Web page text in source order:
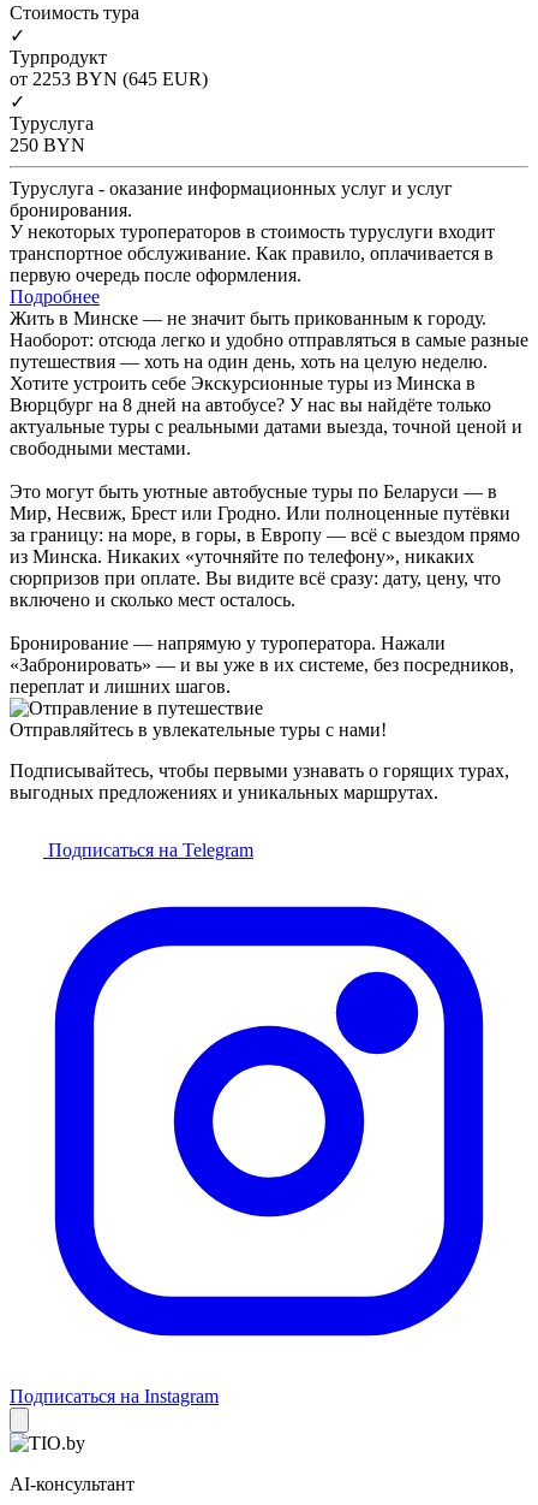
Cтоимость тура
✓
Турпродукт
от 2253 BYN (645 EUR)
✓
Туруслуга
250 BYN
Туруслуга - оказание информационных услуг и услуг
бронирования.
У некоторых туроператоров в стоимость туруслуги входит
транспортное обслуживание. Как правило, оплачивается в
первую очередь после оформления.
Подробнее
Жить в Минске — не значит быть прикованным к городу.
Наоборот: отсюда легко и удобно отправляться в самые разные
путешествия — хоть на один день, хоть на целую неделю.
Хотите устроить себе Экскурсионные туры из Минска в
Вюрцбург на 8 дней на автобусе? У нас вы найдёте только
актуальные туры с реальными датами выезда, точной ценой и
свободными местами.
Это могут быть уютные автобусные туры по Беларуси — в
Мир, Несвиж, Брест или Гродно. Или полноценные путёвки
за границу: на море, в горы, в Европу — всё с выездом прямо
из Минска. Никаких «уточняйте по телефону», никаких
сюрпризов при оплате. Вы видите всё сразу: дату, цену, что
включено и сколько мест осталось.
Бронирование — напрямую у туроператора. Нажали
«Забронировать» — и вы уже в их системе, без посредников,
переплат и лишних шагов.
Отправляйтесь в увлекательные туры с нами!
Подписывайтесь, чтобы первыми узнавать о горящих турах,
выгодных предложениях и уникальных маршрутах.
Подписаться на Telegram
Подписаться на Instagram
AI-консультант